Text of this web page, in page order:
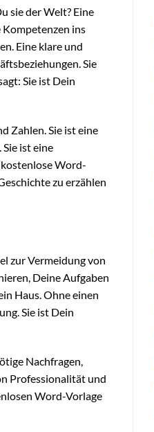
sie der Welt? Eine
ins
Eine klare und
Sie
Sie ist Dein
Zahlen. Sie ist eine
ist eine
Word-
zu erzählen
zur Vermeidung von
Deine Aufgaben
Haus. Ohne einen
Sie ist Dein
Nachfragen,
Professionalität und
Word-Vorlage